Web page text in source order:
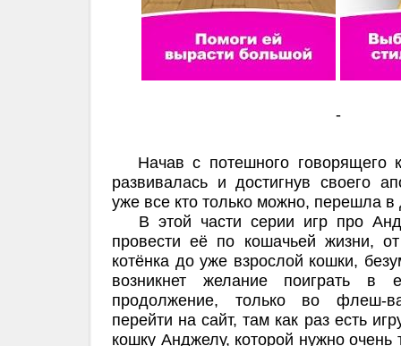
-
Начав с потешного говорящего
развивалась и достигнув своего
уже все кто только можно, перешла в
В этой части серии игр про
провести её по кошачьей жизни,
котёнка до уже взрослой кошки,
возникнет желание поиграть в
продолжение, только во флеш-
перейти на сайт, там как раз есть
кошку Анджелу, которой нужно очень